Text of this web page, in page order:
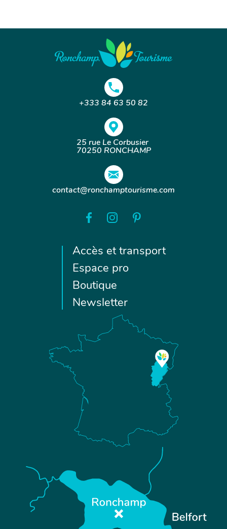
+333 84 63 50 82
25 rue Le Corbusier
70250 RONCHAMP
contact@ronchamptourisme.com
Accès et transport
Espace pro
Boutique
Newsletter